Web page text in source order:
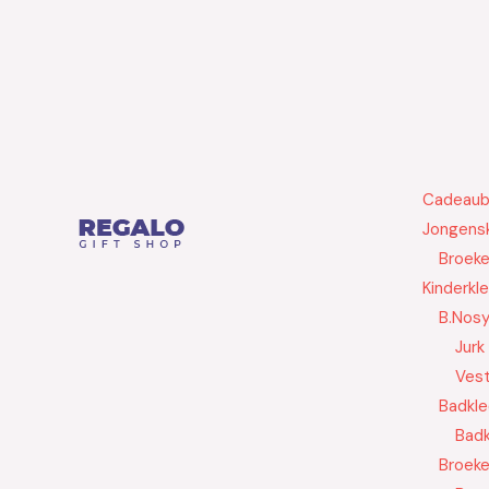
B.Nosy
Jurk
Vest